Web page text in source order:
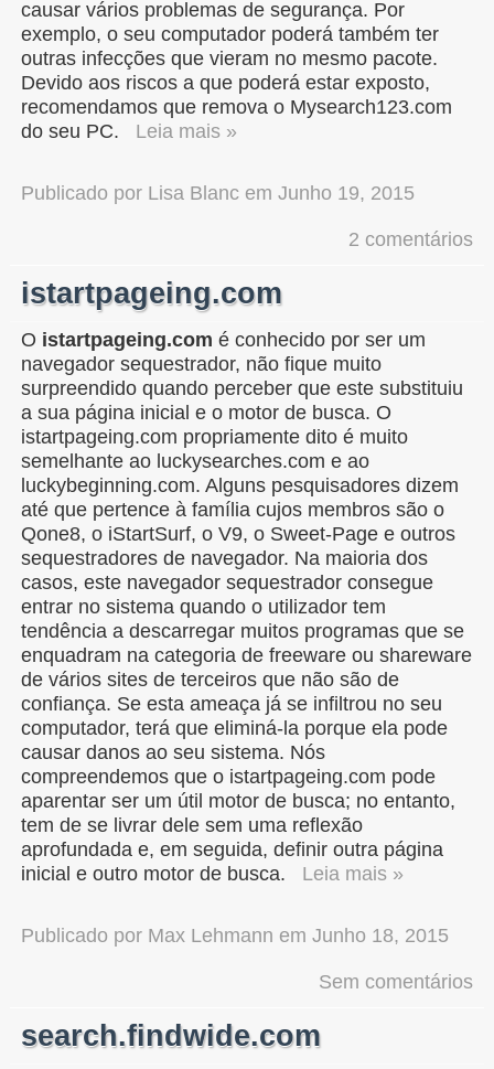
causar vários problemas de segurança. Por
exemplo, o seu computador poderá também ter
outras infecções que vieram no mesmo pacote.
Devido aos riscos a que poderá estar exposto,
recomendamos que remova o Mysearch123.com
do seu PC.
Leia mais »
Publicado por Lisa Blanc em Junho 19, 2015
2 comentários
istartpageing.com
O istartpageing.com é conhecido por ser um
navegador sequestrador, não fique muito
surpreendido quando perceber que este substituiu
a sua página inicial e o motor de busca. O
istartpageing.com propriamente dito é muito
semelhante ao luckysearches.com e ao
luckybeginning.com. Alguns pesquisadores dizem
até que pertence à família cujos membros são o
Qone8, o iStartSurf, o V9, o Sweet-Page e outros
sequestradores de navegador. Na maioria dos
casos, este navegador sequestrador consegue
entrar no sistema quando o utilizador tem
tendência a descarregar muitos programas que se
enquadram na categoria de freeware ou shareware
de vários sites de terceiros que não são de
confiança. Se esta ameaça já se infiltrou no seu
computador, terá que eliminá-la porque ela pode
causar danos ao seu sistema. Nós
compreendemos que o istartpageing.com pode
aparentar ser um útil motor de busca; no entanto,
tem de se livrar dele sem uma reflexão
aprofundada e, em seguida, definir outra página
inicial e outro motor de busca.
Leia mais »
Publicado por Max Lehmann em Junho 18, 2015
Sem comentários
search.findwide.com